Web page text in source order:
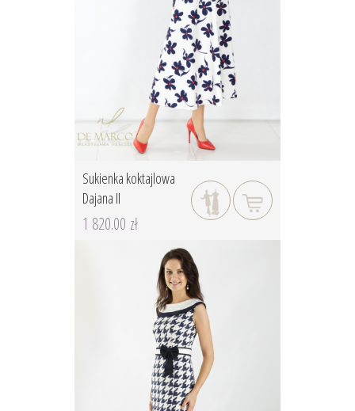
Sukienka koktajlowa
Dajana II
1 820.00 zł